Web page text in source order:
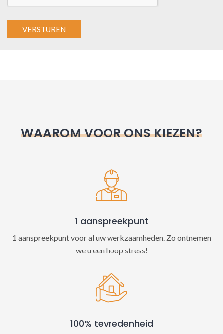
WAAROM VOOR ONS KIEZEN?
1 aanspreekpunt
1 aanspreekpunt voor al uw werkzaamheden. Zo ontnemen
we u een hoop stress!
100% tevredenheid